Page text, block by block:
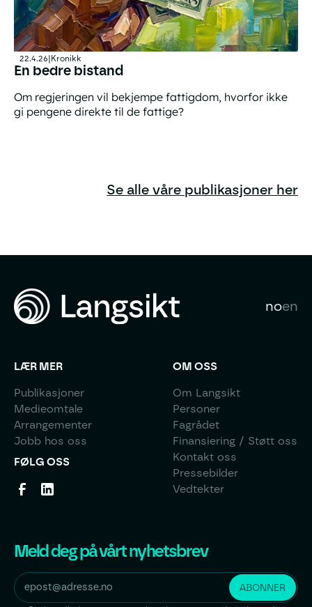
22.4.26 Kronikk
En bedre bistand
Om regjeringen vil bekjempe fattigdom, hvorfor ikke
gi pengene direkte til de fattige?
Se alle våre publikasjoner her
noen
LÆR MER
Publikasjoner
Medieomtale
Arrangementer
Jobb hos oss
FØLG OSS
OM OSS
Om Langsikt
Personer
Fagrådet
Finansiering / Støtt oss
Kontakt oss
Pressebilder
Vedtekter
Meld deg på vårt nyhetsbrev